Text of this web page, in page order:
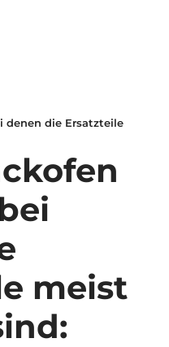
denen die Ersatzteile
meist